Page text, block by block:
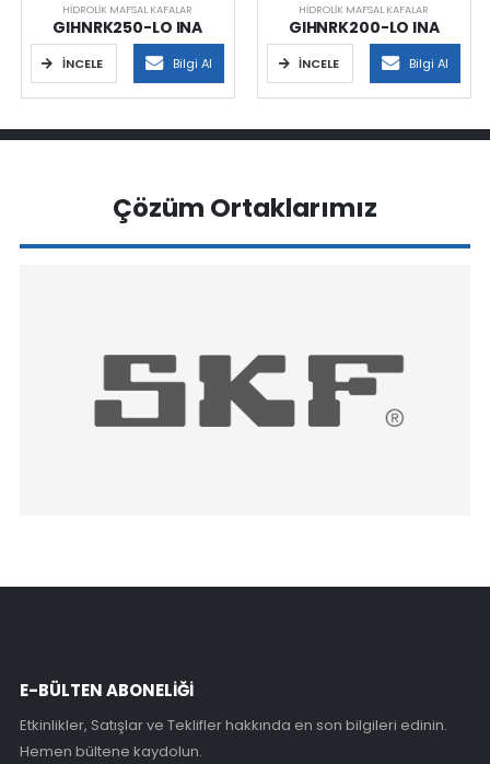
HIDROLIK MAFSAL KAFALAR
GIHNRK250-LO INA
İNCELE Bilgi Al
HIDROLIK MAFSAL KAFALAR
GIHNRK200-LO INA
İNCELE Bilgi Al
Çözüm Ortaklarımız
E-BÜLTEN ABONELİĞİ
Etkinlikler, Satışlar ve Teklifler hakkında en son bilgileri edinin.
Hemen bültene kaydolun.